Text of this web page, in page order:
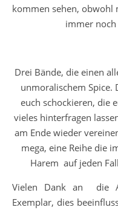
kommen sehen, obwohl
immer
Drei Bände, die einen
unmoralischem Spice.
euch schockieren, die
vieles hinterfragen
am Ende wieder
mega, eine Reihe die
Harem auf jeden
Vielen Dank an die
Exemplar, dies